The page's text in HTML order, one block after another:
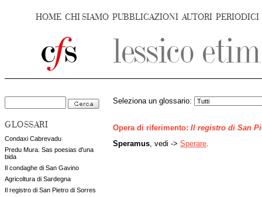
HOME CHI SIAMO PUBBLICAZIONI AUTORI PERIODICI
GLOSSARI
Condaxi Cabrevadu
Predu Mura. Sas poesias d'una
bida
Il condaghe di San Gavino
Agricoltura di Sardegna
Il registro di San Pietro di Sorres
Seleziona un glossario:
Opera di riferimento: Il registro di San
Speramus , vedi -> Sperare